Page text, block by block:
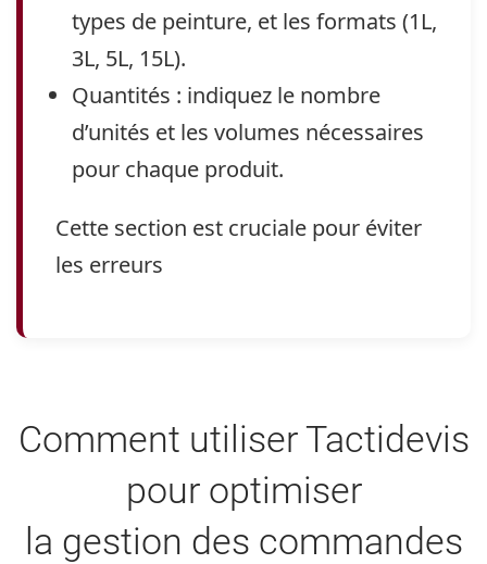
types de peinture, et les formats (1L,
3L, 5L, 15L).
Quantités : indiquez le nombre
d’unités et les volumes nécessaires
pour chaque produit.
Cette section est cruciale pour éviter
les erreurs
Comment utiliser Tactidevis
pour optimiser
la gestion des commandes